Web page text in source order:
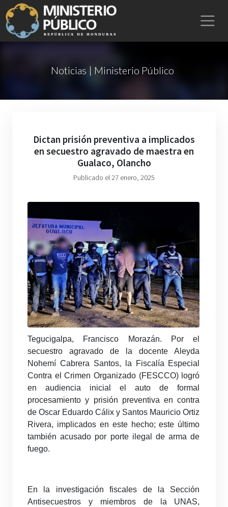
Noticias | Ministerio Público
Dictan prisión preventiva a implicados
en secuestro agravado de maestra en
Gualaco, Olancho
Publicado el 27 enero, 2025
Tegucigalpa, Francisco Morazán. Por el
secuestro agravado de la docente Aleyda
Nohemí Cabrera Santos, la Fiscalía Especial
Contra el Crimen Organizado (FESCCO) logró
en audiencia inicial el auto de formal
procesamiento y prisión preventiva en contra
de Oscar Eduardo Cálix y Santos Mauricio Ortiz
Rivera, implicados en este hecho; este último
también acusado por porte ilegal de arma de
fuego.
En la investigación fiscales de la Sección
Antisecuestros y miembros de la UNAS,